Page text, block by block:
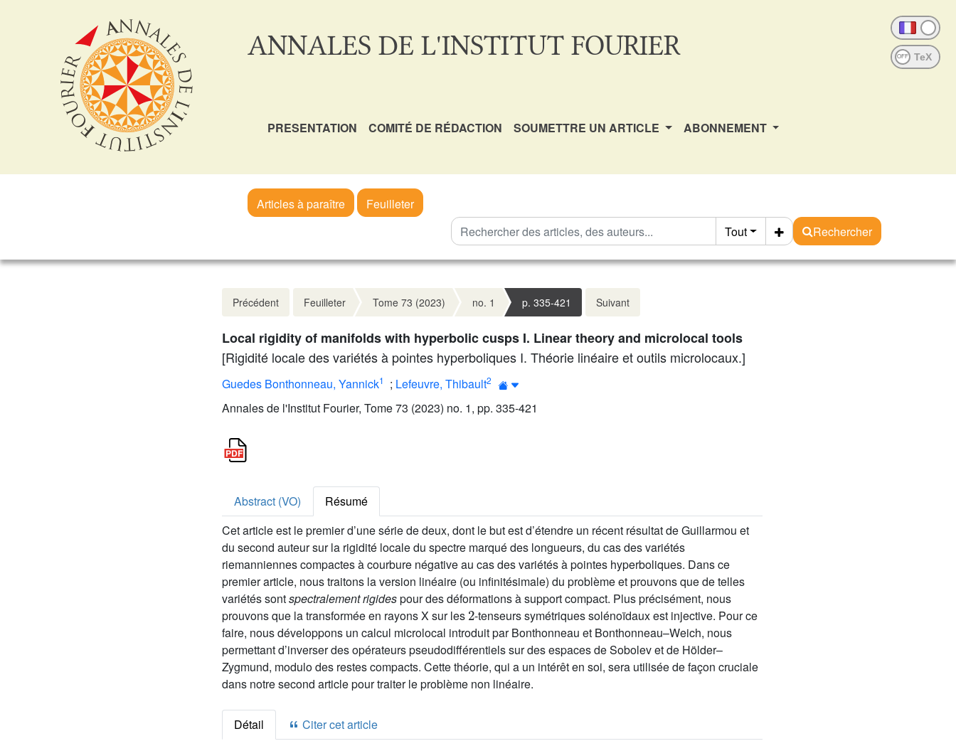
ANNALES DE L'INSTITUT FOURIER OFF
PRESENTATION COMITÉ DE RÉDACTION SOUMETTRE UN ARTICLE ABONNEMENT
Articles à paraître
Feuilleter
Tout
Rechercher
Précédent Feuilleter Tome 73 (2023) no. 1 p. 335-421 Suivant
Local rigidity of manifolds with hyperbolic cusps I. Linear theory and microlocal tools
[Rigidité locale des variétés à pointes hyperboliques I. Théorie linéaire et outils microlocaux.]
Guedes Bonthonneau, Yannick1 ; Lefeuvre, Thibault2
Annales de l'Institut Fourier, Tome 73 (2023) no. 1, pp. 335-421
Abstract (VO)
Résumé
Cet article est le premier d’une série de deux, dont le but est d’étendre un récent résultat de Guillarmou et
du second auteur sur la rigidité locale du spectre marqué des longueurs, du cas des variétés
riemanniennes compactes à courbure négative au cas des variétés à pointes hyperboliques. Dans ce
premier article, nous traitons la version linéaire (ou infinitésimale) du problème et prouvons que de telles
variétés sontspectralement rigidespour des déformations à support compact. Plus précisément, nous
prouvons que la transformée en rayons X sur les
2
-tenseurs symétriques solénoïdaux est injective. Pour ce
faire, nous développons un calcul microlocal introduit par Bonthonneau et Bonthonneau–Weich, nous
permettant d’inverser des opérateurs pseudodifférentiels sur des espaces de Sobolev et de Hölder–
Zygmund, modulo des restes compacts. Cette théorie, qui a un intérêt en soi, sera utilisée de façon cruciale
dans notre second article pour traiter le problème non linéaire.
Détail
Citer cet article